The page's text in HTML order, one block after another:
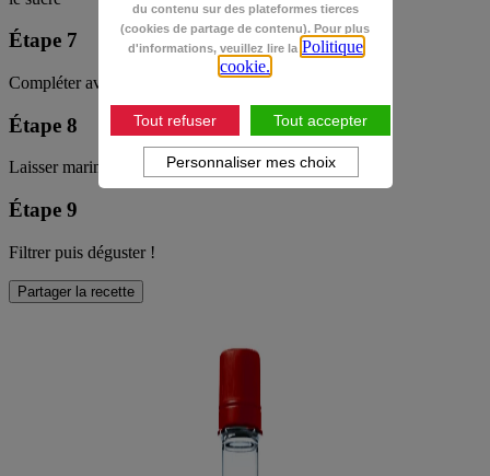
du contenu sur des plateformes tierces
(cookies de partage de contenu). Pour plus
d'informations, veuillez lire la Politique
cookie.
Tout refuser Tout accepter
Personnaliser mes choix
Étape 7
Compléter avec le reste d’eau (800 ml)
Étape 8
Laisser mariner et fermenter pendant 24h
Étape 9
Filtrer puis déguster !
Partager la recette